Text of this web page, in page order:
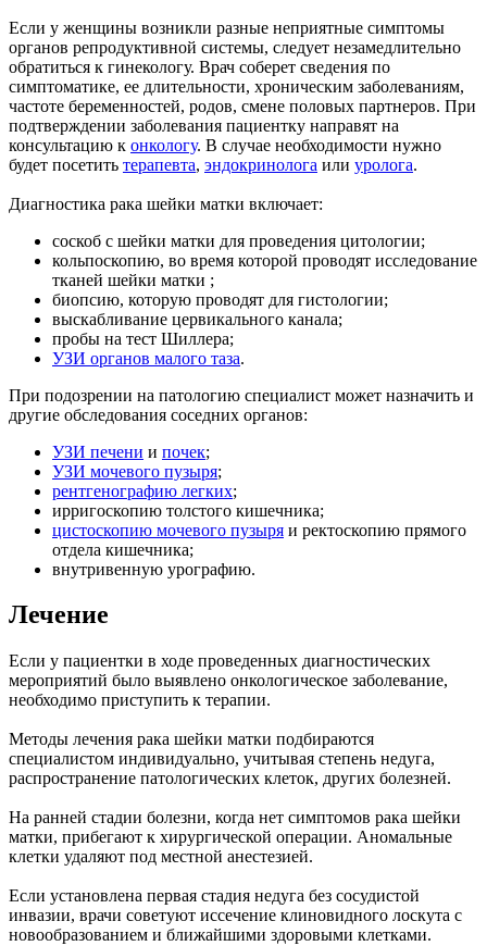
Если у женщины возникли разные неприятные симптомы
органов репродуктивной системы, следует незамедлительно
обратиться к гинекологу. Врач соберет сведения по
симптоматике, ее длительности, хроническим заболеваниям,
частоте беременностей, родов, смене половых партнеров. При
подтверждении заболевания пациентку направят на
консультацию к онкологу. В случае необходимости нужно
будет посетить терапевта, эндокринолога или уролога.
Диагностика рака шейки матки включает:
соскоб с шейки матки для проведения цитологии;
кольпоскопию, во время которой проводят исследование
тканей шейки матки ;
биопсию, которую проводят для гистологии;
выскабливание цервикального канала;
пробы на тест Шиллера;
УЗИ органов малого таза.
При подозрении на патологию специалист может назначить и
другие обследования соседних органов:
УЗИ печени и почек;
УЗИ мочевого пузыря;
рентгенографию легких;
ирригоскопию толстого кишечника;
цистоскопию мочевого пузыря и ректоскопию прямого
отдела кишечника;
внутривенную урографию.
Лечение
Если у пациентки в ходе проведенных диагностических
мероприятий было выявлено онкологическое заболевание,
необходимо приступить к терапии.
Методы лечения рака шейки матки подбираются
специалистом индивидуально, учитывая степень недуга,
распространение патологических клеток, других болезней.
На ранней стадии болезни, когда нет симптомов рака шейки
матки, прибегают к хирургической операции. Аномальные
клетки удаляют под местной анестезией.
Если установлена первая стадия недуга без сосудистой
инвазии, врачи советуют иссечение клиновидного лоскута с
новообразованием и ближайшими здоровыми клетками.